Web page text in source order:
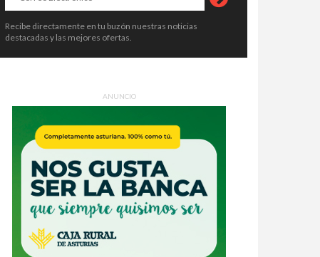
Recibe directamente en tu buzón nuestras noticias
destacadas y las mejores ofertas.
ANUNCIO